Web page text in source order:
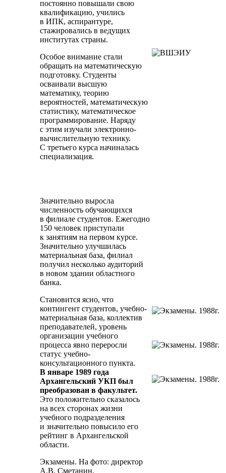
постоянно повышали свою
квалификацию, учились
в ИПК, аспирантуре,
стажировались в ведущих
институтах страны.
Особое внимание стали
обращать на математическую
подготовку. Студенты
осваивали высшую
математику, теорию
вероятностей, математическую
статистику, математическое
программирование. Наряду
с этим изучали электронно-
вычислительную технику.
С третьего курса начиналась
специализация.
Значительно выросла
численность обучающихся
в филиале студентов. Ежегодно
150 человек приступали
к занятиям на первом курсе.
Значительно улучшилась
материальная база, филиал
получил несколько аудиторий
в новом здании областного
банка.
Становится ясно, что
контингент студентов, учебно-
материальная база, коллектив
преподавателей, уровень
организации учебного
процесса явно переросли
статус учебно-
консультационного пункта.
В январе 1989 года
Архангельский УКП был
преобразован в факультет.
Это положительно сказалось
на всех сторонах жизни
учебного подразделения
и значительно повысило его
рейтинг в Архангельской
области.
Экзамены. На фото: директор
А.В. Сметанин,